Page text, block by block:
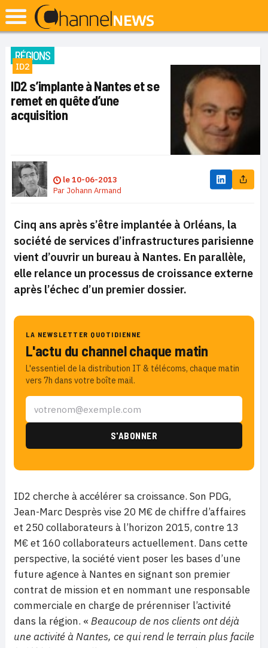
RÉGIONS
ID2
ID2 s’implante à Nantes et se
remet en quête d’une
acquisition
le10-06-2013
Par Johann Armand
Cinq ans après s’être implantée à Orléans, la
société de services d’infrastructures parisienne
vient d’ouvrir un bureau à Nantes. En parallèle,
elle relance un processus de croissance externe
après l’échec d’un premier dossier.
LA NEWSLETTER QUOTIDIENNE
L'actu du channel chaque matin
L'essentiel de la distribution IT & télécoms, chaque matin
vers 7h dans votre boîte mail.
ID2 cherche à accélérer sa croissance. Son PDG,
Jean-Marc Desprès vise 20 M€ de chiffre d’affaires
et 250 collaborateurs à l’horizon 2015, contre 13
M€ et 160 collaborateurs actuellement. Dans cette
perspective, la société vient poser les bases d’une
future agence à Nantes en signant son premier
contrat de mission et en nommant une responsable
commerciale en charge de prérenniser l’activité
dans la région. « Beaucoup de nos clients ont déjà
une activité à Nantes, ce qui rend le terrain plus facile